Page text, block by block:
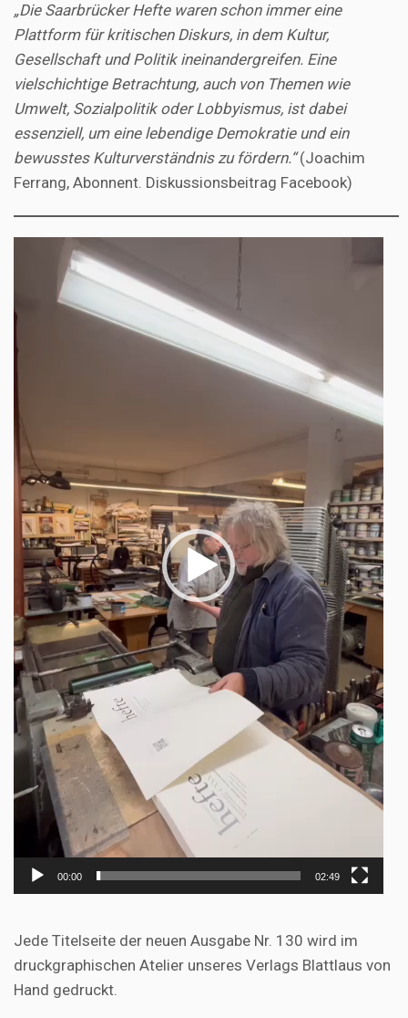
„Die Saarbrücker Hefte waren schon immer eine
Plattform für kritischen Diskurs, in dem Kultur,
Gesellschaft und Politik ineinandergreifen. Eine
vielschichtige Betrachtung, auch von Themen wie
Umwelt, Sozialpolitik oder Lobbyismus, ist dabei
essenziell, um eine lebendige Demokratie und ein
bewusstes Kulturverständnis zu fördern.“(Joachim
Ferrang, Abonnent. Diskussionsbeitrag Facebook)
00:00 02:49
Jede Titelseite der neuen Ausgabe Nr. 130 wird im
druckgraphischen Atelier unseres Verlags Blattlaus von
Hand gedruckt.